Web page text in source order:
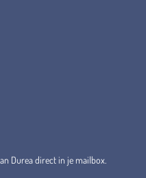
Durea direct in je mailbox.